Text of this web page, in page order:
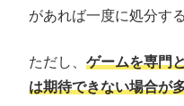
があれば一度に処分す
ただし、 ゲームを専門
は期待できない場合が